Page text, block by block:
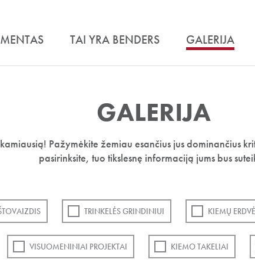
TAI YRA BENDERS GALERIJA
GALERIJA
Pažymėkite žemiau esančius jus dominančius
pasirinksite, tuo tikslesnę informaciją jums bus
TRINKELĖS GRINDINIUI KIEMŲ
VISUOMENINIAI PROJEKTAI KIEMO TAKELIAI